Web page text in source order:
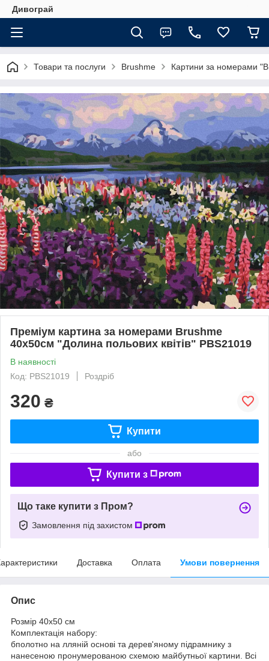
Дивограй
Товари та послуги Brushme Картини за номерами
Преміум картина за номерами Brushme
40x50см "Долина польових квітів" PBS21019
В наявності
Код: PBS21019
Роздріб
320 ₴
Купити
або
Купити з
Що таке купити з Пром?
Замовлення під захистом
Доставка Оплата Умови повернення
Опис
Розмір 40x50 см
Комплектація набору:
бполотно на лляній основі та дерев'яному підрамнику з
нанесеною пронумерованою схемою майбутньої картини. Всі